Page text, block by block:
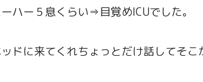
ハー５息くらい⇒目覚めICUでした。
ドに来てくれちょっとだけ話してそこ